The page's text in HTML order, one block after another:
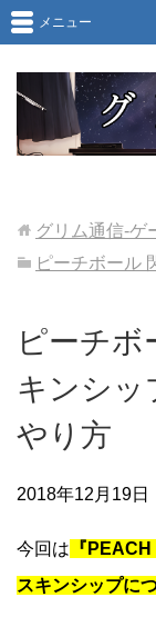
メニュー
グリム通信-ゲ
ピーチボール
ピーチボ
キンシッ
やり方
2018年12月19日
今回は 『
スキンシップに